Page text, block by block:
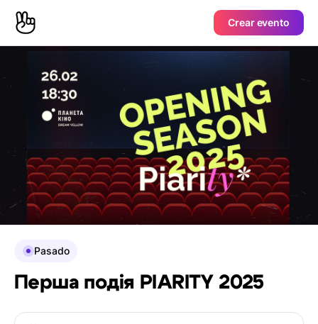
Crear evento
Pasado
Перша подія PIARITY 2025